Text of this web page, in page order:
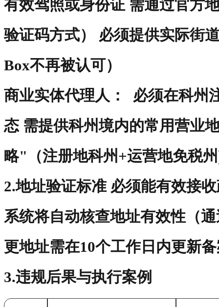
有效驾照或身份证 需通过官方
验证码方式） 必须提供实际街
Box不再被认可）
商业实体代理人‌： 必须在科州
态 需提供科州境内的常用营业
略"（注册地科州+运营地免税
2.地址验证标准 必须能有效接
系统将自动核查地址有效性（
更地址需在10个工作日内更新
3.违规后果与执行案例